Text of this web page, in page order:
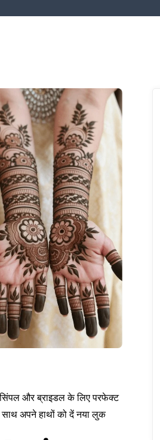
सिंपल और ब्राइडल के लिए परफेक्ट
अपने हाथों को दें नया लुक